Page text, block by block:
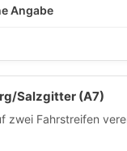
Angabe
Salzgitter (A7)
zwei Fahrstreifen